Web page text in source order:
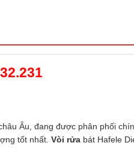
Âu, đang được phân phối
tốt nhất. Vòi rửa bát Hafele